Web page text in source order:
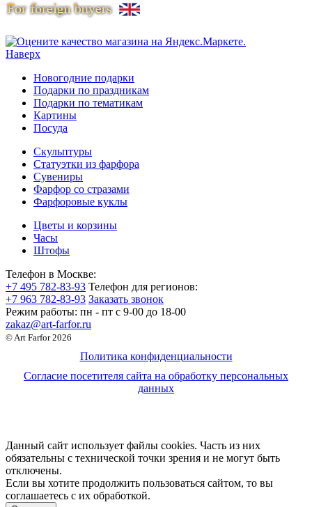
Наверх
Новогодние подарки
Подарки по праздникам
Подарки по тематикам
Картины
Посуда
Скульптуры
Статуэтки из фарфора
Сувениры
Фарфор со стразами
Фарфоровые куклы
Цветы и корзины
Часы
Штофы
Телефон в Москве:
+7 495 782-83-93 Телефон для регионов:
+7 963 782-83-93 Заказать звонок
Режим работы: пн - пт c 9-00 до 18-00
zakaz@art-farfor.ru
© Art Farfor 2026
Политика конфиденциальности
Согласие посетителя сайта на обработку персональных
данных
Данный сайт использует файлы cookies. Часть из них
обязательны с технической точки зрения и не могут быть
отключены.
Если вы хотите продолжить пользоваться сайтом, то вы
соглашаетесь с их обработкой.